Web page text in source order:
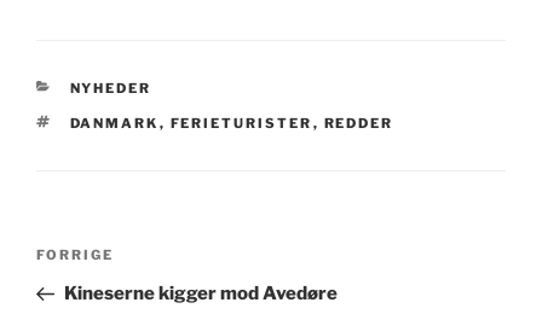
KATEGORIER
NYHEDER
TAGS
DANMARK , FERIETURISTER , REDDER
Indlægsnavigation
Forrige
indlæg
FORRIGE
Kineserne kigger mod Avedøre